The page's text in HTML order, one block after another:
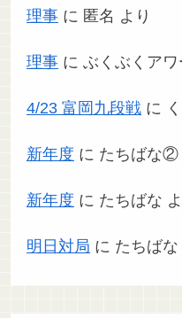
理事 に 匿名 より
理事 に ぶくぶくアワ
4/23 富岡九段戦 に
新年度 に たちばな②
新年度 に たちばな
明日対局 に たちばな